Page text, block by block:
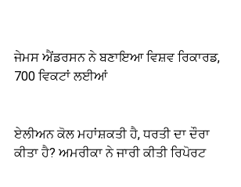
ਜੇਮਸ ਐਂਡਰਸਨ ਨੇ ਬਣਾਇਆ ਵਿਸ਼ਵ ਰਿਕਾਰਡ,
700 ਵਿਕਟਾਂ ਲਈਆਂ
ਏਲੀਅਨ ਕੋਲ ਮਹਾਂਸ਼ਕਤੀ ਹੈ, ਧਰਤੀ ਦਾ ਦੌਰਾ
ਕੀਤਾ ਹੈ? ਅਮਰੀਕਾ ਨੇ ਜਾਰੀ ਕੀਤੀ ਰਿਪੋਰਟ